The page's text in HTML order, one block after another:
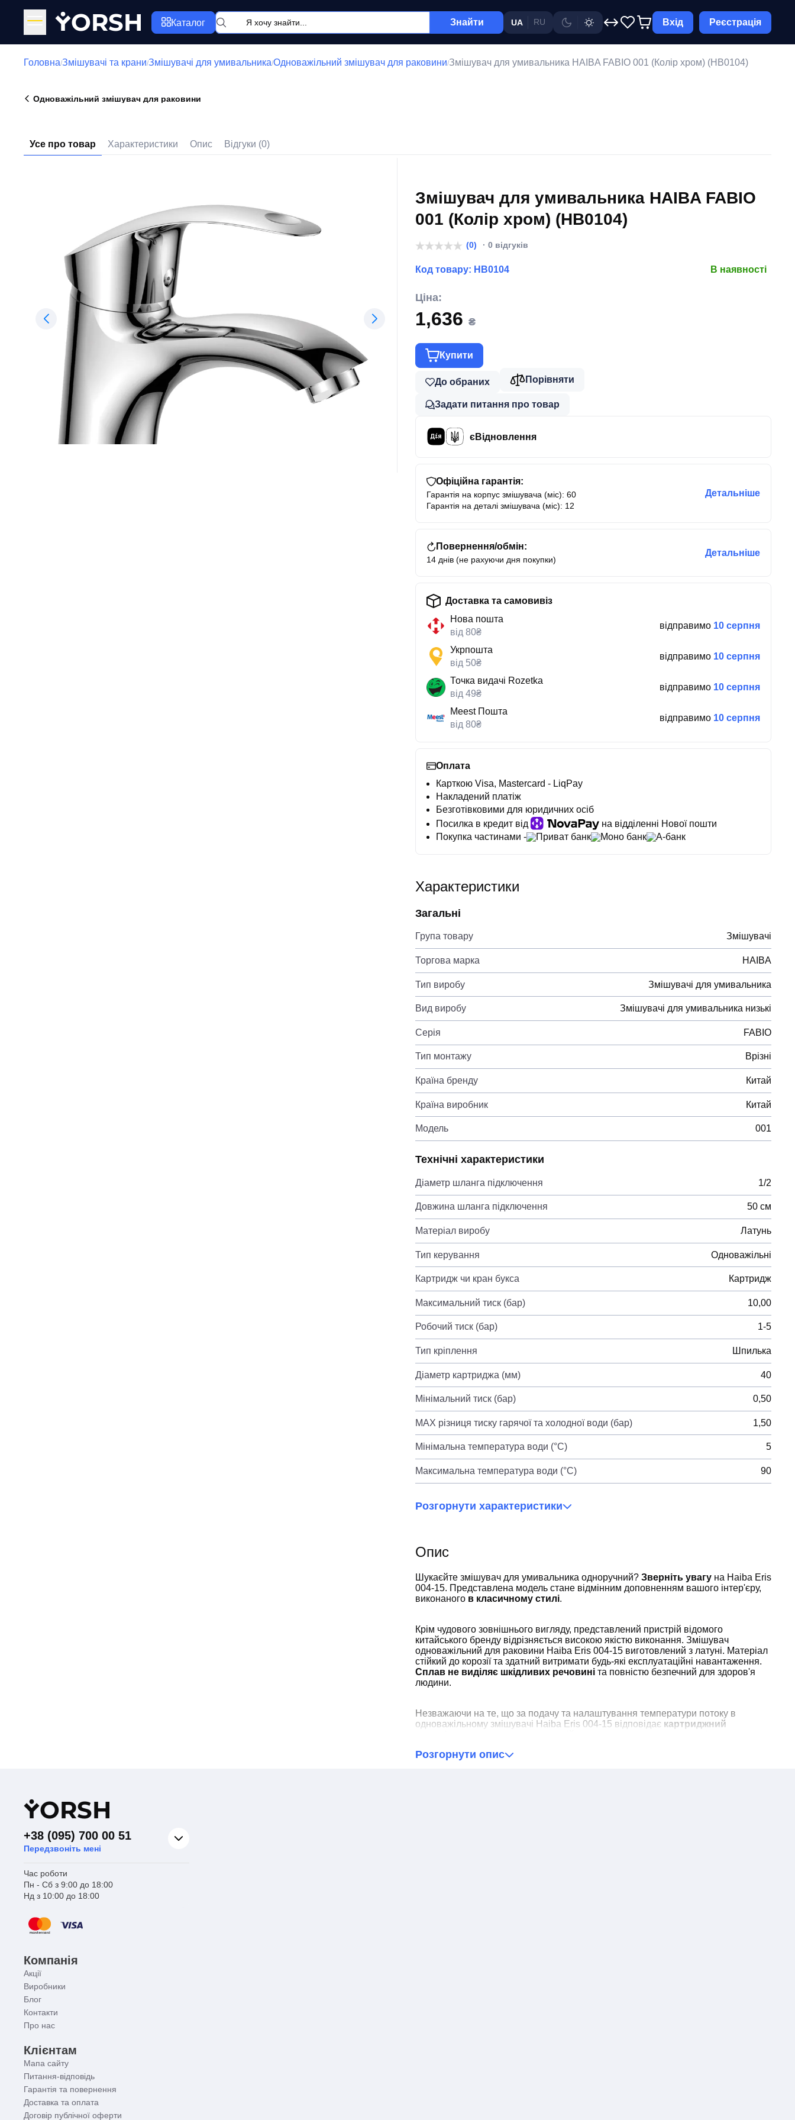
YORSH Каталог Знайти UA RU Вхід Реєстрація
Головна/Змішувачі та крани/Змішувачі для умивальника/Одноважільний змішувач для раковини/Змішувач для умивальника HAIBA FABIO 001 (Колір хром) (HB0104)
Одноважільний змішувач для раковини
Усе про товар Характеристики Опис Відгуки (0)
Змішувач для умивальника HAIBA FABIO
001 (Колір хром) (HB0104)
(0) · 0 відгуків
Код товару: HB0104 В наявності
Ціна:
1,636 ₴
Купити
До обраних Порівняти
Задати питання про товар
єВідновлення
Офіційна гарантія:
Гарантія на корпус змішувача (міс): 60
Гарантія на деталі змішувача (міс): 12
Детальніше
Повернення/обмін:
14 днів (не рахуючи дня покупки)
Детальніше
Доставка та самовивіз
Нова пошта
від 80₴
відправимо 10 серпня
Укрпошта
від 50₴
відправимо 10 серпня
Точка видачі Rozetka
від 49₴
відправимо 10 серпня
Meest Пошта
від 80₴
відправимо 10 серпня
Оплата
Карткою Visa, Mastercard - LiqPay
Накладений платіж
Безготівковими для юридичних осіб
Посилка в кредит від
на відділенні Нової пошти
Покупка частинами -
Приват банк Моно банк А-банк
Характеристики
Загальні
Група товару Змішувачі
Торгова марка HAIBA
Тип виробу Змішувачі для умивальника
Вид виробу Змішувачі для умивальника низькі
Серія FABIO
Тип монтажу Врізні
Країна бренду Китай
Країна виробник Китай
Модель 001
Технічні характеристики
Діаметр шланга підключення 1/2
Довжина шланга підключення 50 см
Матеріал виробу Латунь
Тип керування Одноважільні
Картридж чи кран букса Картридж
Максимальний тиск (бар) 10,00
Робочий тиск (бар) 1-5
Тип кріплення Шпилька
Діаметр картриджа (мм) 40
Мінімальний тиск (бар) 0,50
MAX різниця тиску гарячої та холодної води (бар) 1,50
Мінімальна температура води (°C) 5
Максимальна температура води (°C) 90
Розгорнути характеристики
Опис
Шукаєйте змішувач для умивальника одноручний? Зверніть увагу на Haiba Eris
004-15. Представлена модель стане відмінним доповненням вашого інтер'єру,
виконаного в класичному стилі.
Крім чудового зовнішнього вигляду, представлений пристрій відомого
китайського бренду відрізняється високою якістю виконання. Змішувач
одноважільний для раковини Haiba Eris 004-15 виготовлений з латуні. Матеріал
стійкий до корозії та здатний витримати будь-які експлуатаційні навантаження.
Сплав не виділяє шкідливих речовині та повністю безпечний для здоров'я
людини.
Незважаючи на те, що за подачу та налаштування температури потоку в
одноважільному змішувачі Haiba Eris 004-15 відповідає картриджний
Haiba арматуриіспанського та німецького виробництва
Розгорнути опис
YORSH
+38 (095) 700 00 51
Передзвоніть мені
Час роботи
Пн - Сб з 9:00 до 18:00
Нд з 10:00 до 18:00
Компанія
Акції
Виробники
Блог
Контакти
Про нас
Клієнтам
Мапа сайту
Питання-відповідь
Гарантія та повернення
Доставка та оплата
Договір публічної оферти